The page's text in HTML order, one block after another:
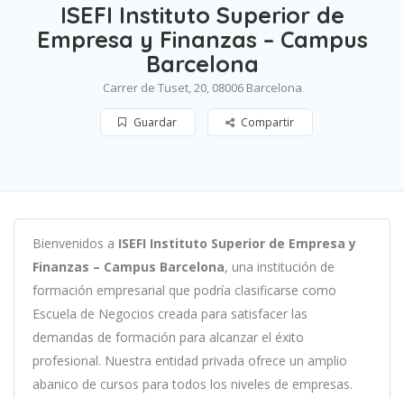
ISEFI Instituto Superior de
Empresa y Finanzas – Campus
Barcelona
Carrer de Tuset, 20, 08006 Barcelona
Guardar Compartir
Bienvenidos a ISEFI Instituto Superior de Empresa y
Finanzas – Campus Barcelona, una institución de
formación empresarial que podría clasificarse como
Escuela de Negocios creada para satisfacer las
demandas de formación para alcanzar el éxito
profesional. Nuestra entidad privada ofrece un amplio
abanico de cursos para todos los niveles de empresas.